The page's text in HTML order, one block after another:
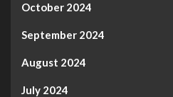
October 2024
September 2024
August 2024
July 2024